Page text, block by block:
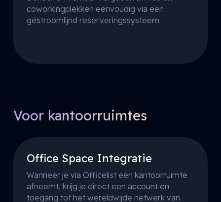
coworkingplekken eenvoudig via een
gestroomlijnd reserveringssysteem.
Voor kantoorruimtes
Office Space Integratie
Wanneer je via Officelist een kantoorruimte
afneemt, krijg je direct een account en
toegang tot het wereldwijde netwerk van